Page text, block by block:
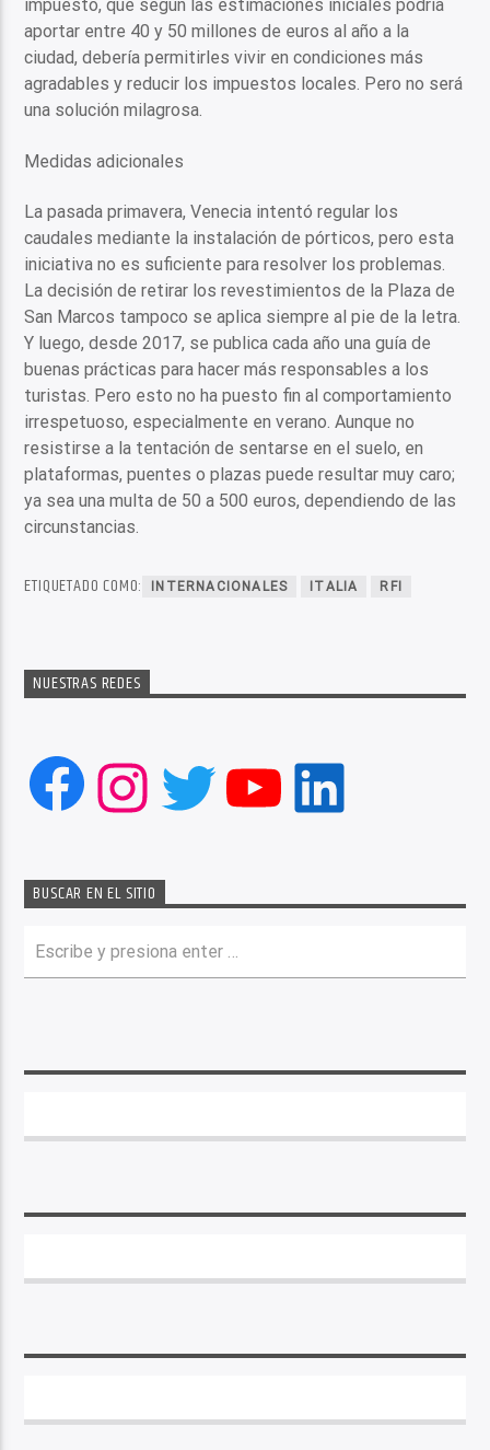
impuesto, que según las estimaciones iniciales podría
aportar entre 40 y 50 millones de euros al año a la
ciudad, debería permitirles vivir en condiciones más
agradables y reducir los impuestos locales. Pero no será
una solución milagrosa.
Medidas adicionales
La pasada primavera, Venecia intentó regular los
caudales mediante la instalación de pórticos, pero esta
iniciativa no es suficiente para resolver los problemas.
La decisión de retirar los revestimientos de la Plaza de
San Marcos tampoco se aplica siempre al pie de la letra.
Y luego, desde 2017, se publica cada año una guía de
buenas prácticas para hacer más responsables a los
turistas. Pero esto no ha puesto fin al comportamiento
irrespetuoso, especialmente en verano. Aunque no
resistirse a la tentación de sentarse en el suelo, en
plataformas, puentes o plazas puede resultar muy caro;
ya sea una multa de 50 a 500 euros, dependiendo de las
circunstancias.
ETIQUETADO COMO: INTERNACIONALES ITALIA RFI
NUESTRAS REDES
Facebook
Instagram
Twitter
YouTube
LinkedIn
BUSCAR EN EL SITIO